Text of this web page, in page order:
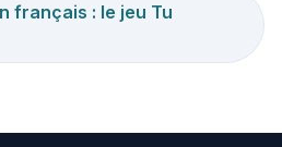
français : le jeu Tu